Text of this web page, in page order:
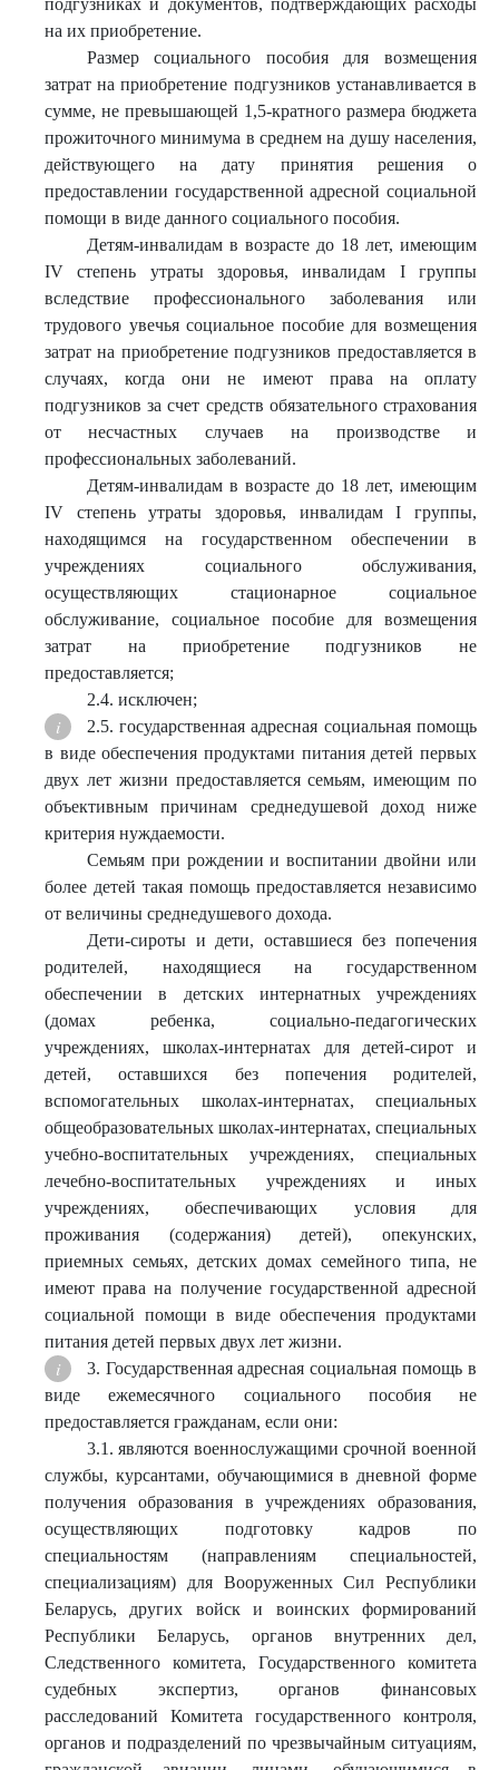
подгузниках и документов, подтверждающих расходы
на их приобретение.
Размер социального пособия для возмещения
затрат на приобретение подгузников устанавливается в
сумме, не превышающей 1,5-кратного размера бюджета
прожиточного минимума в среднем на душу населения,
действующего на дату принятия решения о
предоставлении государственной адресной социальной
помощи в виде данного социального пособия.
Детям-инвалидам в возрасте до 18 лет, имеющим
IV степень утраты здоровья, инвалидам I группы
вследствие профессионального заболевания или
трудового увечья социальное пособие для возмещения
затрат на приобретение подгузников предоставляется в
случаях, когда они не имеют права на оплату
подгузников за счет средств обязательного страхования
от несчастных случаев на производстве и
профессиональных заболеваний.
Детям-инвалидам в возрасте до 18 лет, имеющим
IV степень утраты здоровья, инвалидам I группы,
находящимся на государственном обеспечении в
учреждениях социального обслуживания,
осуществляющих стационарное социальное
обслуживание, социальное пособие для возмещения
затрат на приобретение подгузников не
предоставляется;
2.4. исключен;
2.5. государственная адресная социальная помощь
в виде обеспечения продуктами питания детей первых
двух лет жизни предоставляется семьям, имеющим по
объективным причинам среднедушевой доход ниже
критерия нуждаемости.
Семьям при рождении и воспитании двойни или
более детей такая помощь предоставляется независимо
от величины среднедушевого дохода.
Дети-сироты и дети, оставшиеся без попечения
родителей, находящиеся на государственном
обеспечении в детских интернатных учреждениях
(домах ребенка, социально-педагогических
учреждениях, школах-интернатах для детей-сирот и
детей, оставшихся без попечения родителей,
вспомогательных школах-интернатах, специальных
общеобразовательных школах-интернатах, специальных
учебно-воспитательных учреждениях, специальных
лечебно-воспитательных учреждениях и иных
учреждениях, обеспечивающих условия для
проживания (содержания) детей), опекунских,
приемных семьях, детских домах семейного типа, не
имеют права на получение государственной адресной
социальной помощи в виде обеспечения продуктами
питания детей первых двух лет жизни.
3. Государственная адресная социальная помощь в
виде ежемесячного социального пособия не
предоставляется гражданам, если они:
3.1. являются военнослужащими срочной военной
службы, курсантами, обучающимися в дневной форме
получения образования в учреждениях образования,
осуществляющих подготовку кадров по
специальностям (направлениям специальностей,
специализациям) для Вооруженных Сил Республики
Беларусь, других войск и воинских формирований
Республики Беларусь, органов внутренних дел,
Следственного комитета, Государственного комитета
судебных экспертиз, органов финансовых
расследований Комитета государственного контроля,
органов и подразделений по чрезвычайным ситуациям,